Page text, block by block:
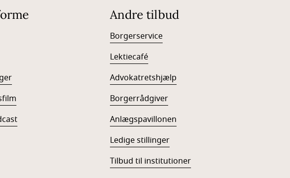
Andre tilbud
Borgerservice
Lektiecafé
Advokatretshjælp
Borgerrådgiver
Anlægspavillonen
Ledige stillinger
Tilbud til institutioner